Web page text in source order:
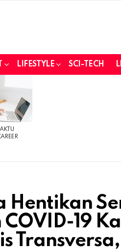
LIFESTYLE SCI-TECH
Hentikan
COVID-19